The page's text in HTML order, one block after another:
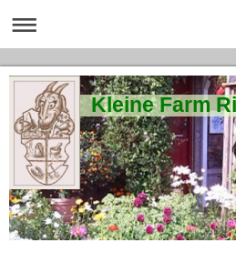
Kleine Farm